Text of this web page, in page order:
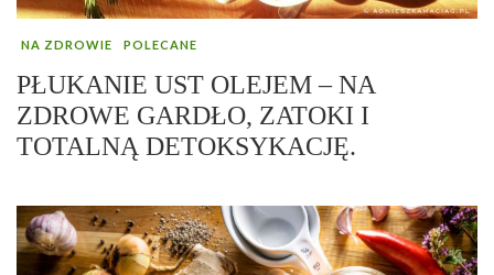
NA ZDROWIE POLECANE
PŁUKANIE UST OLEJEM – NA
ZDROWE GARDŁO, ZATOKI I
TOTALNĄ DETOKSYKACJĘ.